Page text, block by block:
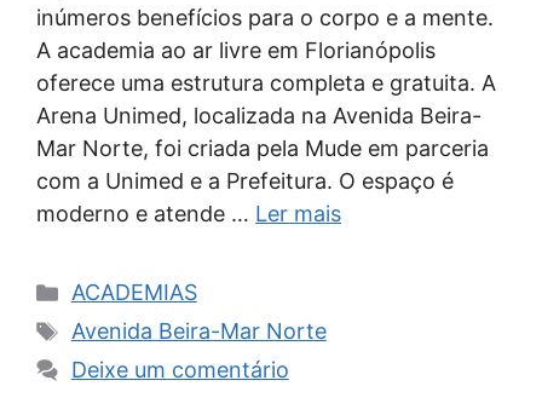
inúmeros benefícios para o corpo e a mente.
A academia ao ar livre em Florianópolis
oferece uma estrutura completa e gratuita. A
Arena Unimed, localizada na Avenida Beira-
Mar Norte, foi criada pela Mude em parceria
com a Unimed e a Prefeitura. O espaço é
moderno e atende … Ler mais
Categorias
ACADEMIAS
Tags
Avenida Beira-Mar Norte
Deixe um comentário